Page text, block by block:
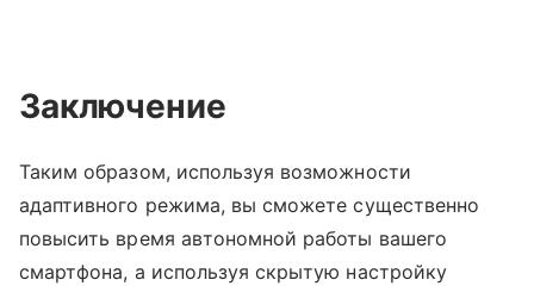
Заключение
Таким образом, используя возможности
адаптивного режима, вы сможете существенно
повысить время автономной работы вашего
смартфона, а используя скрытую настройку